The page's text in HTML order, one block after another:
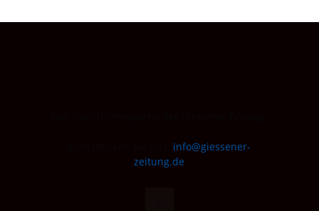
info@giessener-
zeitung.de